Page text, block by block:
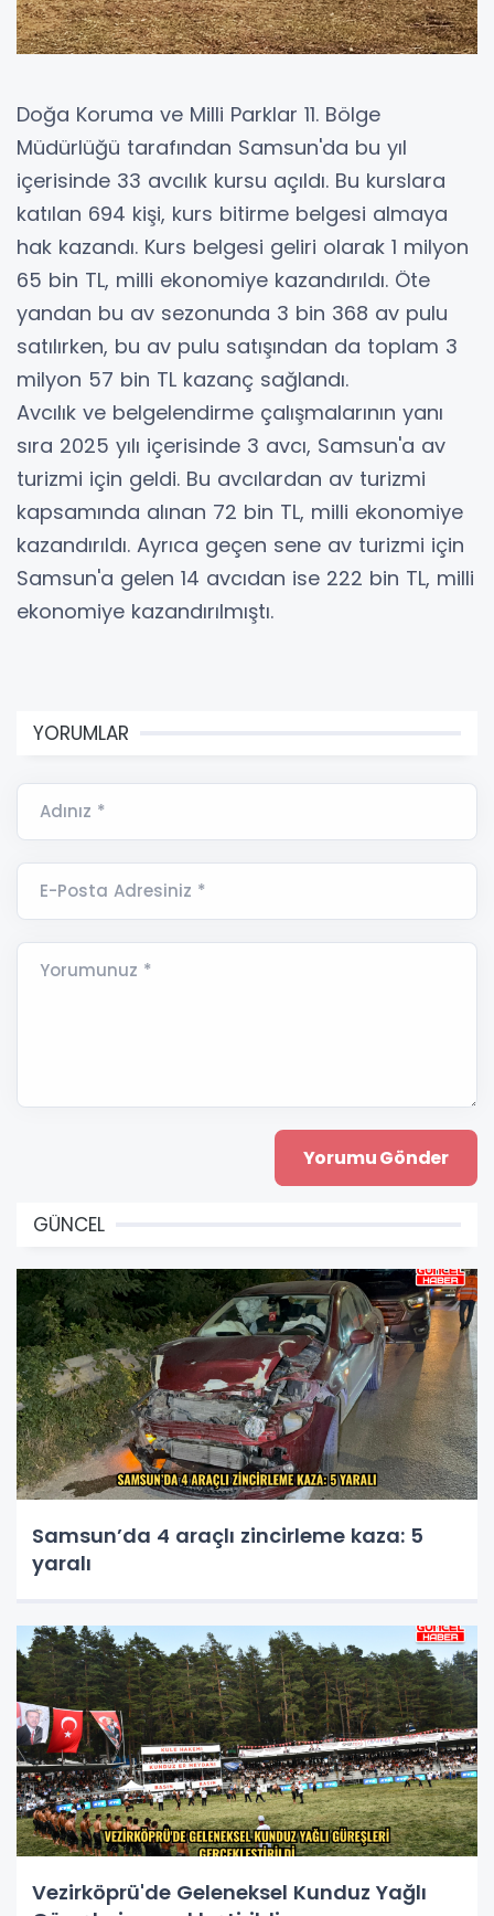
Doğa Koruma ve Milli Parklar 11. Bölge
Müdürlüğü tarafından Samsun'da bu yıl
içerisinde 33 avcılık kursu açıldı. Bu kurslara
katılan 694 kişi, kurs bitirme belgesi almaya
hak kazandı. Kurs belgesi geliri olarak 1 milyon
65 bin TL, milli ekonomiye kazandırıldı. Öte
yandan bu av sezonunda 3 bin 368 av pulu
satılırken, bu av pulu satışından da toplam 3
milyon 57 bin TL kazanç sağlandı.
Avcılık ve belgelendirme çalışmalarının yanı
sıra 2025 yılı içerisinde 3 avcı, Samsun'a av
turizmi için geldi. Bu avcılardan av turizmi
kapsamında alınan 72 bin TL, milli ekonomiye
kazandırıldı. Ayrıca geçen sene av turizmi için
Samsun'a gelen 14 avcıdan ise 222 bin TL, milli
ekonomiye kazandırılmıştı.
YORUMLAR
Adınız *
E-Posta Adresiniz *
Yorumunuz *
GÜNCEL
Samsun’da 4 araçlı zincirleme kaza: 5
yaralı
Vezirköprü'de Geleneksel Kunduz Yağlı